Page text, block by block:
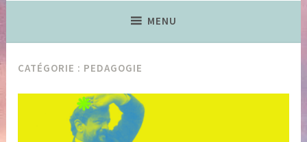
MENU
CATÉGORIE : PEDAGOGIE